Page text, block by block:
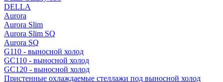
DELLA
Aurora
Aurora Slim
Aurora Slim SQ
Aurora SQ
G110 - выносной холод
GC110 - выносной холод
GC120 - выносной холод
Пристенные охлаждаемые стеллажи под выносной холод